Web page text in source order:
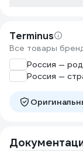
Terminus
Все товары
Россия —
Россия —